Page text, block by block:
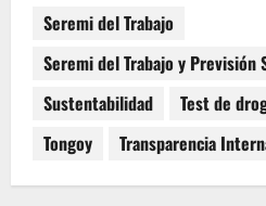
Seremi del Trabajo
Seremi del Trabajo y Previsión
Sustentabilidad
Test de
Tongoy
Transparencia